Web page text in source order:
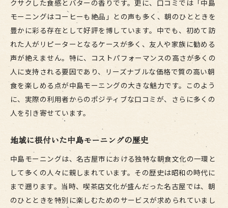
他店では味わえない特別な体験
差別化のための工夫
こだわりの素材と調理法
常に進化するモーニングメニュー
地元食材を活かした独自の味わい
名古屋市民が選ぶ中島モーニングの定番メニューと
人気のトーストランキング
地元民に支持される理由
観光客におすすめのメニュー
定番メニューの進化と変遷
季節限定メニューの注目ポイント
地元の人々が勧める新メニュー
クサクした食感とバターの香りです。更に、口コミでは「中島
モーニングはコーヒーも絶品」との声も多く、朝のひとときを
豊かに彩る存在として好評を博しています。中でも、初めて訪
れた人がリピーターとなるケースが多く、友人や家族に勧める
声が絶えません。特に、コストパフォーマンスの高さが多くの
人に支持される要因であり、リーズナブルな価格で質の高い朝
食を楽しめる点が中島モーニングの大きな魅力です。このよう
に、実際の利用者からのポジティブな口コミが、さらに多くの
人を引き寄せています。
地域に根付いた中島モーニングの歴史
中島モーニングは、名古屋市における独特な朝食文化の一環と
して多くの人々に親しまれています。その歴史は昭和の時代に
まで遡ります。当時、喫茶店文化が盛んだった名古屋では、朝
のひとときを特別に楽しむためのサービスが求められていまし